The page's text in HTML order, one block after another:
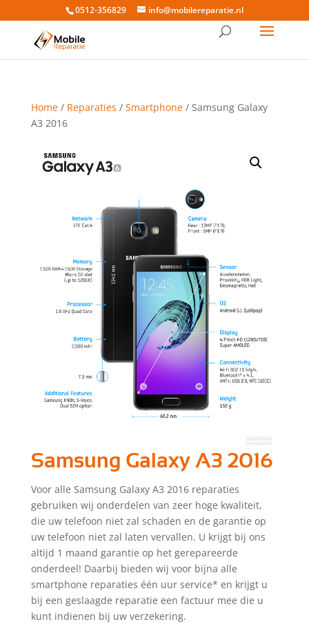
0512-356829 info@mobilereparatie.nl
Home/ Reparaties / Smartphone/ Samsung Galaxy
A3 2016
Samsung Galaxy A3 2016
Voor alle Samsung Galaxy A3 2016 reparaties
gebruiken wij onderdelen van zeer hoge kwaliteit,
die uw telefoon niet zal schaden en de garantie op
uw telefoon niet zal laten vervallen. U krijgt bij ons
altijd 1 maand garantie op het gerepareerde
onderdeel! Daarbij bieden wij voor bijna alle
smartphone reparaties één uur service* en krijgt u
bij een geslaagde reparatie een factuur mee die u
kunt indienen bij uw verzekering.